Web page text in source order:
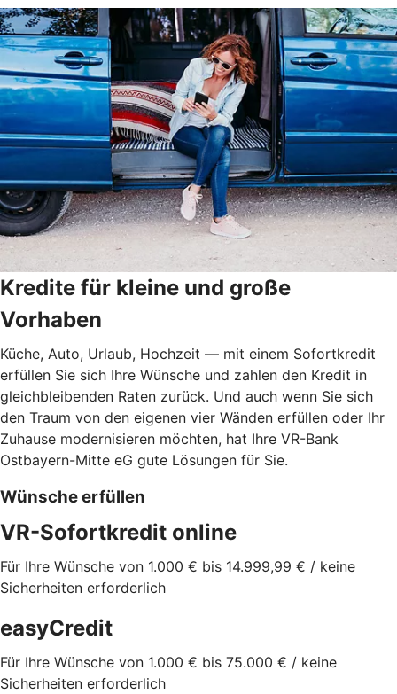
Kredite für kleine und große
Vorhaben
Küche, Auto, Urlaub, Hochzeit — mit einem Sofortkredit
erfüllen Sie sich Ihre Wünsche und zahlen den Kredit in
gleichbleibenden Raten zurück. Und auch wenn Sie sich
den Traum von den eigenen vier Wänden erfüllen oder Ihr
Zuhause modernisieren möchten, hat Ihre VR-Bank
Ostbayern-Mitte eG gute Lösungen für Sie.
Wünsche erfüllen
VR-Sofortkredit online
Für Ihre Wünsche von 1.000 € bis 14.999,99 € / keine
Sicherheiten erforderlich
easyCredit
Für Ihre Wünsche von 1.000 € bis 75.000 € / keine
Sicherheiten erforderlich